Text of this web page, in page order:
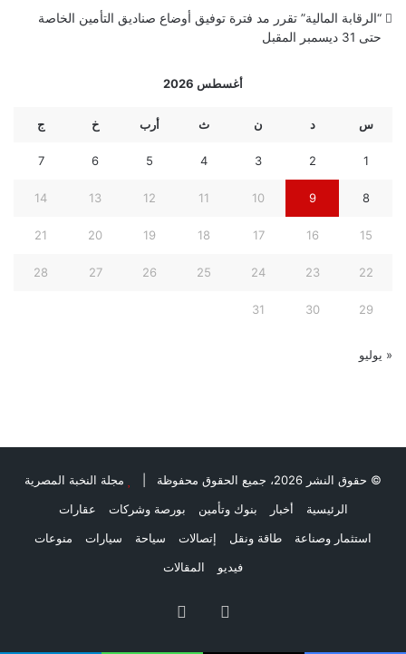
“الرقابة المالية” تقرر مد فترة توفيق أوضاع صناديق التأمين الخاصة
حتى 31 ديسمبر المقبل
أغسطس 2026
س د ن ث أرب خ ج
1
2
3
4
5
6
7
8
9
10
11
12
13
14
15
16
17
18
19
20
21
22
23
24
25
26
27
28
29
30
31
« يوليو
© حقوق النشر 2026، جميع الحقوق محفوظة |
مجلة النخبة المصرية
الرئيسية
أخبار بنوك وتأمين بورصة وشركات
عقارات
استثمار وصناعة
طاقة ونقل إتصالات سياحة سيارات
منوعات
فيديو
المقالات
فيسبوك